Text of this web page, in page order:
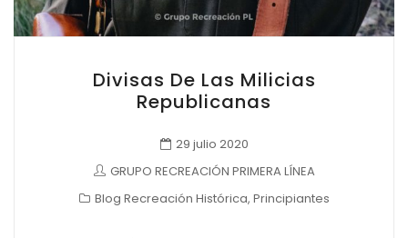
Divisas De Las Milicias
Republicanas
29 julio 2020
GRUPO RECREACIÓN PRIMERA LÍNEA
Blog Recreación Histórica, Principiantes